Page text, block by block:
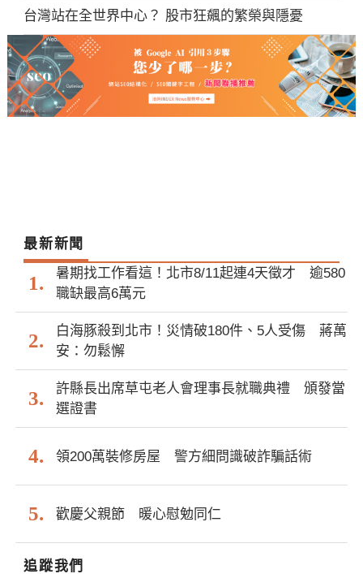
台灣站在全世界中心？ 股市狂飆的繁榮與隱憂
最新新聞
暑期找工作看這！北市8/11起連4天徵才 逾580
職缺最高6萬元
白海豚殺到北市！災情破180件、5人受傷 蔣萬
安：勿鬆懈
許縣長出席草屯老人會理事長就職典禮 頒發當
選證書
領200萬裝修房屋 警方細問識破詐騙話術
歡慶父親節 暖心慰勉同仁
追蹤我們